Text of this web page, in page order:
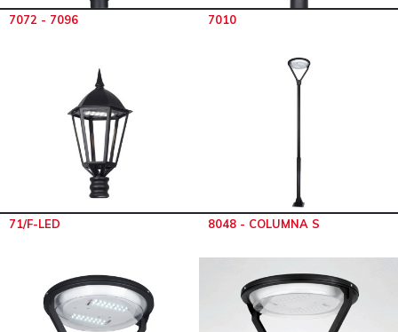
7072 - 7096 7010
71/F-LED 8048 - COLUMNA S